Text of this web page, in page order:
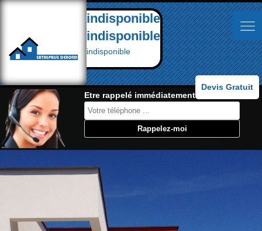
indisponible
indisponible
indisponible
Devis Gratuit
Etre rappelé immédiatement: